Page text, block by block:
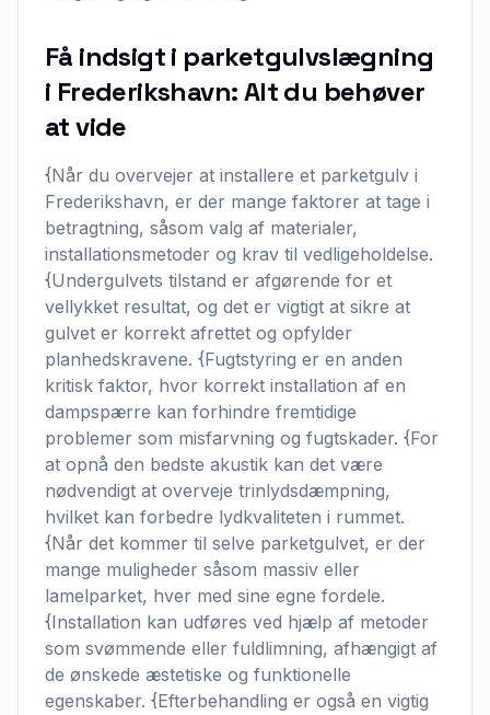
Få indsigt i parketgulvslægning
i Frederikshavn: Alt du behøver
at vide
{Når du overvejer at installere et parketgulv i
Frederikshavn, er der mange faktorer at tage i
betragtning, såsom valg af materialer,
installationsmetoder og krav til vedligeholdelse.
{Undergulvets tilstand er afgørende for et
vellykket resultat, og det er vigtigt at sikre at
gulvet er korrekt afrettet og opfylder
planhedskravene. {Fugtstyring er en anden
kritisk faktor, hvor korrekt installation af en
dampspærre kan forhindre fremtidige
problemer som misfarvning og fugtskader. {For
at opnå den bedste akustik kan det være
nødvendigt at overveje trinlydsdæmpning,
hvilket kan forbedre lydkvaliteten i rummet.
{Når det kommer til selve parketgulvet, er der
mange muligheder såsom massiv eller
lamelparket, hver med sine egne fordele.
{Installation kan udføres ved hjælp af metoder
som svømmende eller fuldlimning, afhængigt af
de ønskede æstetiske og funktionelle
egenskaber. {Efterbehandling er også en vigtig